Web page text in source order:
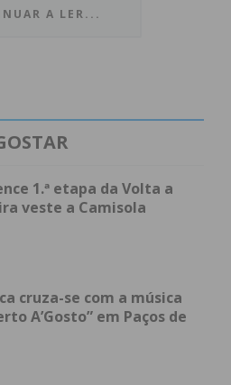
os atletas mantiveram a
A LER...
1.ª etapa da Volta a
veste a Camisola
cruza-se com a música
A’Gosto” em Paços de